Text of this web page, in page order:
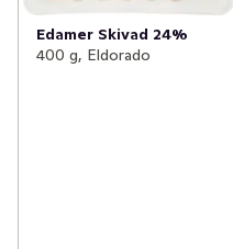
Edamer Skivad 24%
400 g, Eldorado